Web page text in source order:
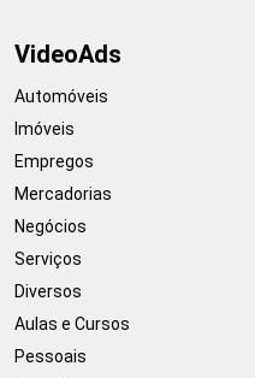
VideoAds
Automóveis
Imóveis
Empregos
Mercadorias
Negócios
Serviços
Diversos
Aulas e Cursos
Pessoais